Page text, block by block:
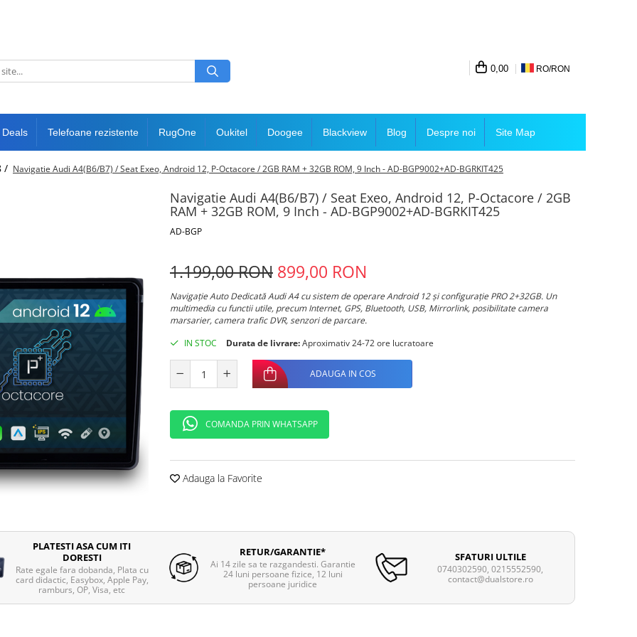
0,00 RO/RON
Deals Telefoane rezistente RugOne Oukitel Doogee Blackview Blog Despre noi Site Map
/ Navigatie Audi A4(B6/B7) / Seat Exeo, Android 12, P-Octacore / 2GB RAM + 32GB ROM, 9 Inch - AD-BGP9002+AD-BGRKIT425
Navigatie Audi A4(B6/B7) / Seat Exeo, Android 12, P-Octacore / 2GB
RAM + 32GB ROM, 9 Inch - AD-BGP9002+AD-BGRKIT425
AD-BGP
1.199,00 RON 899,00 RON
Navigație Auto Dedicată Audi A4 cu sistem de operare Android 12 și configurație PRO 2+32GB. Un
multimedia cu functii utile, precum Internet, GPS, Bluetooth, USB, Mirrorlink, posibilitate camera
marsarier, camera trafic DVR, senzori de parcare.
IN STOC
Durata de livrare:Aproximativ 24-72 ore lucratoare
ADAUGA IN COS
COMANDA PRIN WHATSAPP
Adauga la Favorite
PLATESTI ASA CUM ITI
DORESTI
Rate egale fara dobanda, Plata cu
card didactic, Easybox, Apple Pay,
ramburs, OP, Visa, etc
RETUR/GARANTIE*
Ai 14 zile sa te razgandesti. Garantie
24 luni persoane fizice, 12 luni
persoane juridice
SFATURI ULTILE
0740302590, 0215552590,
contact@dualstore.ro